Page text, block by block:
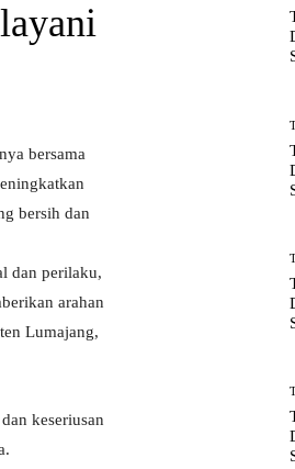
bersama
bersih dan
dan perilaku,
arahan
Lumajang,
keseriusan